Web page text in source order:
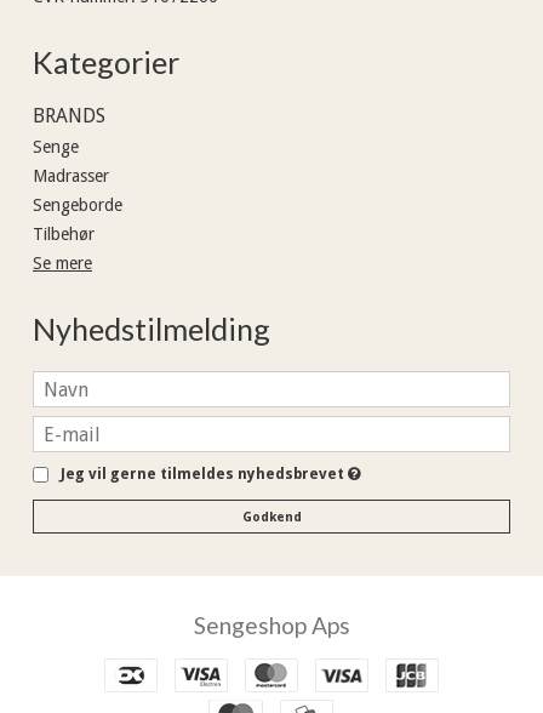
Kategorier
BRANDS
Senge
Madrasser
Sengeborde
Tilbehør
Se mere
Nyhedstilmelding
Jeg vil gerne tilmeldes nyhedsbrevet
Godkend
Sengeshop Aps